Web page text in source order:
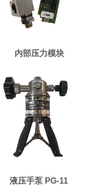
内部压力模块
液压手泵 PG-11